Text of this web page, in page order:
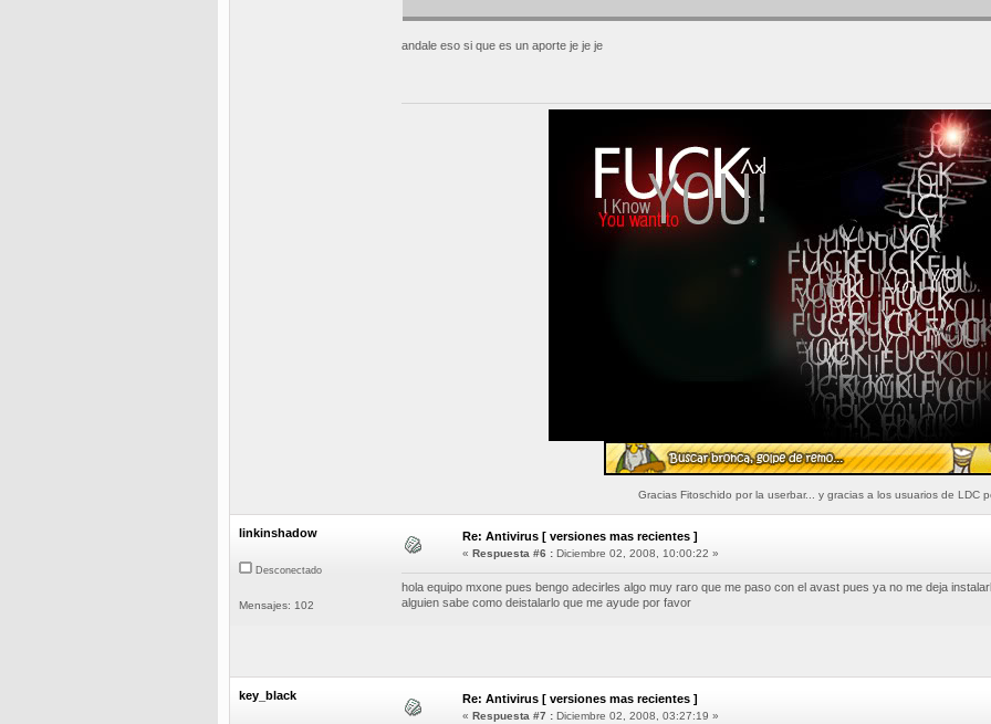
andale eso si que es un aporte je je je
Gracias Fitoschido por la userbar... y gracias a los usuarios de LDC
linkinshadow
Desconectado
Mensajes: 102
Re: Antivirus [ versiones mas recientes ]
« Respuesta #6 : Diciembre 02, 2008, 10:00:22 »
hola equipo mxone pues bengo adecirles algo muy raro que me paso con el avast pues ya no me deja
alguien sabe como deistalarlo que me ayude por favor
key_black Re: Antivirus [ versiones mas recientes ]
« Respuesta #7 : Diciembre 02, 2008, 03:27:19 »